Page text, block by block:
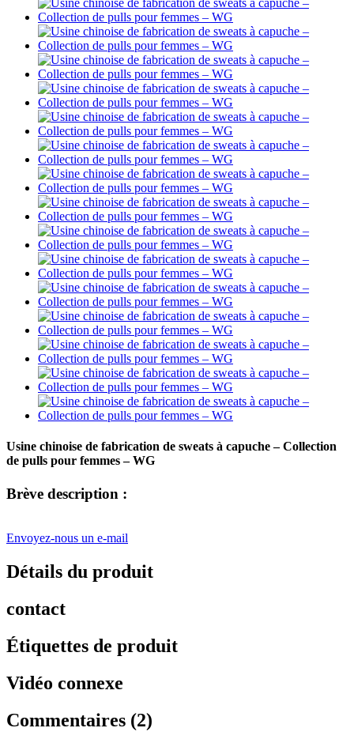
Usine chinoise de fabrication de sweats à capuche – Collection
de pulls pour femmes – WG
Brève description :
Envoyez-nous un e-mail
Détails du produit
contact
Étiquettes de produit
Vidéo connexe
Commentaires (2)